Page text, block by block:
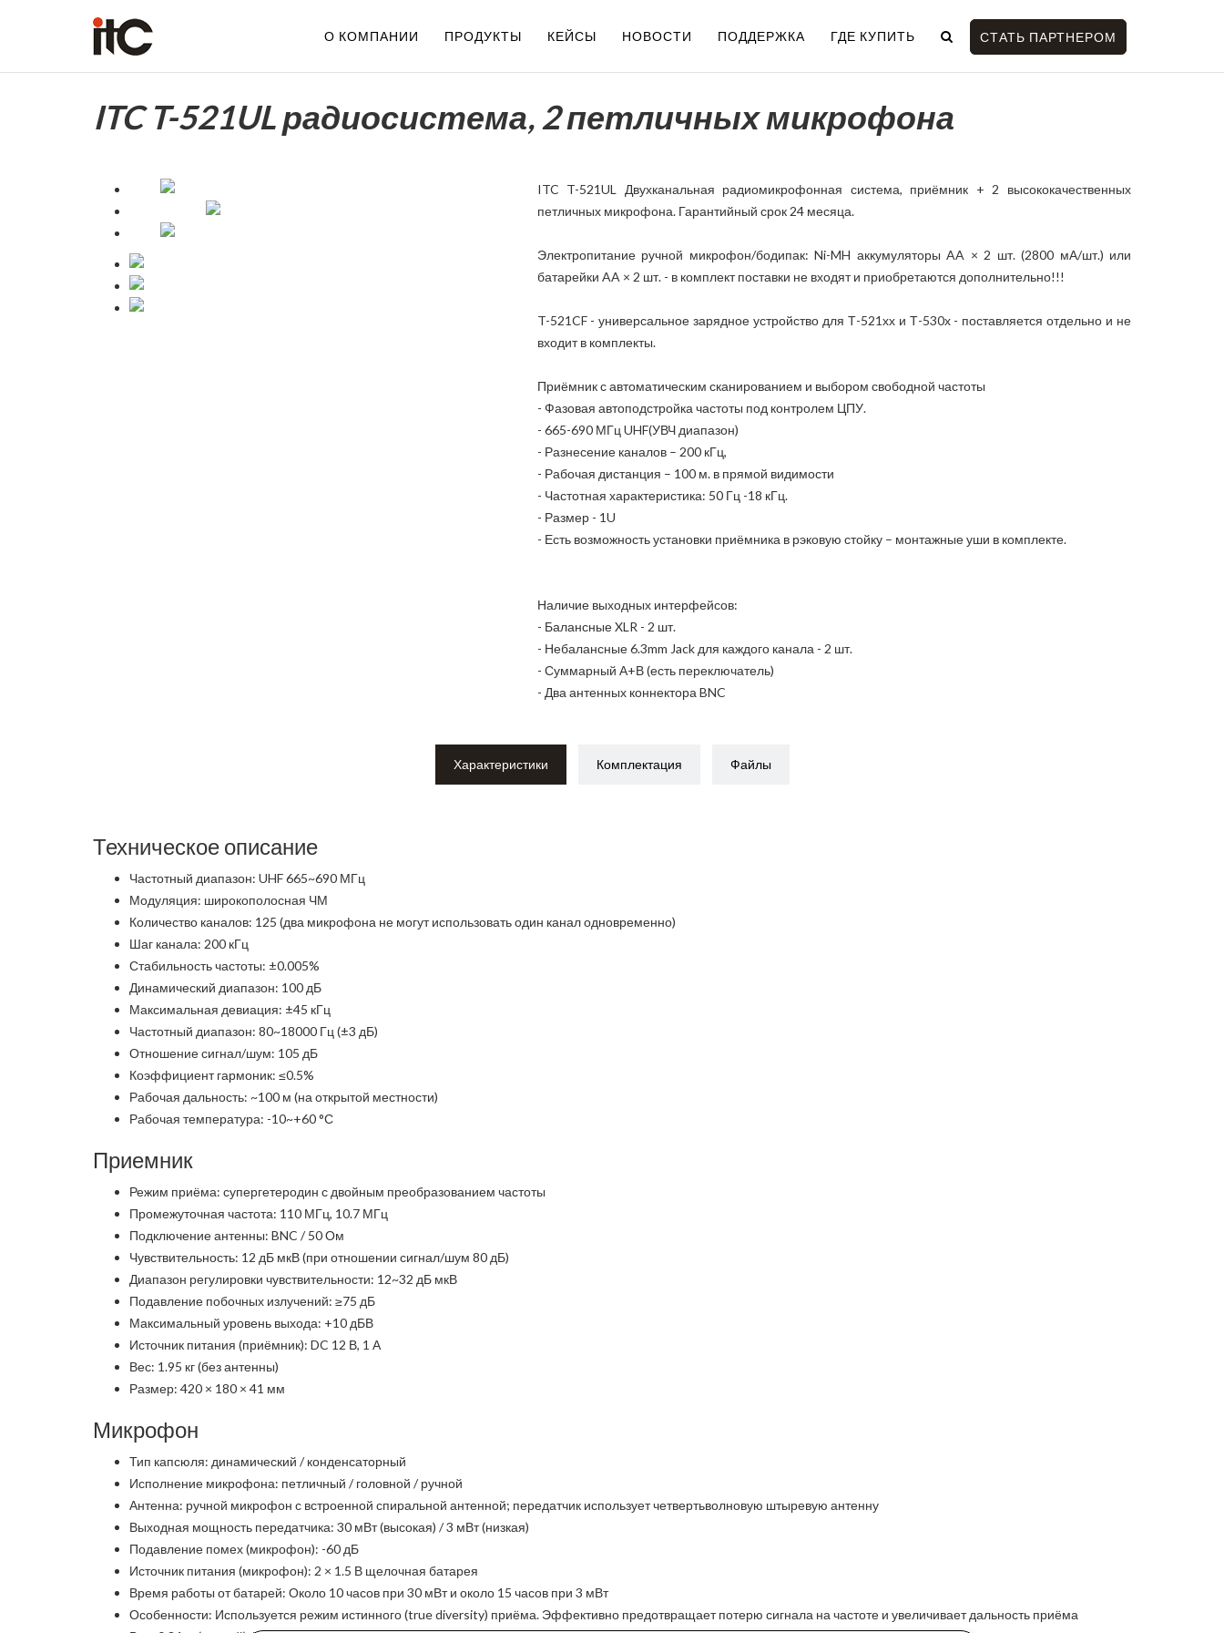
О КОМПАНИИ ПРОДУКТЫ КЕЙСЫ НОВОСТИ ПОДДЕРЖКА ГДЕ КУПИТЬ СТАТЬ ПАРТНЕРОМ
ITC T-521UL радиосистема, 2 петличных микрофона
ITC T-521UL Двухканальная радиомикрофонная система, приёмник + 2 высококачественных
петличных микрофона. Гарантийный срок 24 месяца.
Электропитание ручной микрофон/бодипак: Ni-MH аккумуляторы AA × 2 шт. (2800 мА/шт.) или
батарейки AA × 2 шт. - в комплект поставки не входят и приобретаются дополнительно!!!
T-521CF - универсальное зарядное устройство для Т-521хх и Т-530х - поставляется отдельно и не
входит в комплекты.
Приёмник с автоматическим сканированием и выбором свободной частоты
- Фазовая автоподстройка частоты под контролем ЦПУ.
- 665-690 МГц UHF(УВЧ диапазон)
- Разнесение каналов – 200 кГц,
- Рабочая дистанция – 100 м. в прямой видимости
- Частотная характеристика: 50 Гц -18 кГц.
- Размер - 1U
- Есть возможность установки приёмника в рэковую стойку – монтажные уши в комплекте.
Наличие выходных интерфейсов:
- Балансные XLR - 2 шт.
- Небалансные 6.3mm Jack для каждого канала - 2 шт.
- Суммарный А+В (есть переключатель)
- Два антенных коннектора BNC
Характеристики Комплектация Файлы
Техническое описание
Частотный диапазон: UHF 665~690 МГц
Модуляция: широкополосная ЧМ
Количество каналов: 125 (два микрофона не могут использовать один канал одновременно)
Шаг канала: 200 кГц
Стабильность частоты: ±0.005%
Динамический диапазон: 100 дБ
Максимальная девиация: ±45 кГц
Частотный диапазон: 80~18000 Гц (±3 дБ)
Отношение сигнал/шум: 105 дБ
Коэффициент гармоник: ≤0.5%
Рабочая дальность: ~100 м (на открытой местности)
Рабочая температура: -10~+60 °С
Приемник
Режим приёма: супергетеродин с двойным преобразованием частоты
Промежуточная частота: 110 МГц, 10.7 МГц
Подключение антенны: BNC / 50 Ом
Чувствительность: 12 дБ мкВ (при отношении сигнал/шум 80 дБ)
Диапазон регулировки чувствительности: 12~32 дБ мкВ
Подавление побочных излучений: ≥75 дБ
Максимальный уровень выхода: +10 дБВ
Источник питания (приёмник): DC 12 В, 1 А
Вес: 1.95 кг (без антенны)
Размер: 420 × 180 × 41 мм
Микрофон
Тип капсюля: динамический / конденсаторный
Исполнение микрофона: петличный / головной / ручной
Антенна: ручной микрофон с встроенной спиральной антенной; передатчик использует четвертьволновую штыревую антенну
Выходная мощность передатчика: 30 мВт (высокая) / 3 мВт (низкая)
Подавление помех (микрофон): -60 дБ
Источник питания (микрофон): 2 × 1.5 В щелочная батарея
Время работы от батарей: Около 10 часов при 30 мВт и около 15 часов при 3 мВт
Особенности: Используется режим истинного (true diversity) приёма. Эффективно предотвращает потерю сигнала на частоте и увеличивает дальность приёма